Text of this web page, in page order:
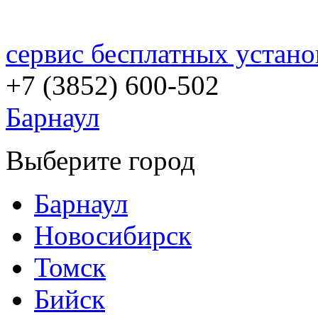
сервис бесплатных
+7 (3852) 600-502
Барнаул
Выберите город
Барнаул
Новосибирск
Томск
Бийск